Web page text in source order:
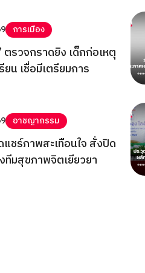
การเมือง
ตรวจกราดยิง เด็กก่อเหตุ
ยน เชื่อมีเตรียมการ
อาชญากรรม
ชร์ภาพสะเทือนใจ สั่งปิด
ทีมสุขภาพจิตเยียวยา